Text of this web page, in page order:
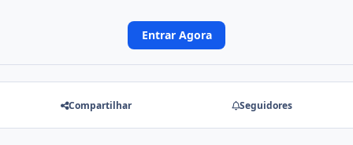
Entrar Agora
Compartilhar Seguidores